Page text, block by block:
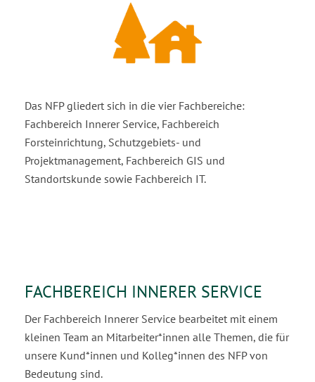
Das NFP gliedert sich in die vier Fachbereiche:
Fachbereich Innerer Service, Fachbereich
Forsteinrichtung, Schutzgebiets- und
Projektmanagement, Fachbereich GIS und
Standortskunde sowie Fachbereich IT.
FACHBEREICH INNERER SERVICE
Der Fachbereich Innerer Service bearbeitet mit einem
kleinen Team an Mitarbeiter*innen alle Themen, die für
unsere Kund*innen und Kolleg*innen des NFP von
Bedeutung sind.